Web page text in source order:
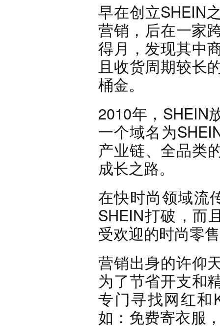
早在创立SHEIN
营销，后在一家
得月，发现其中
且收货周期较长
桶金。
2010年，SHEIN
一个域名为
产业链、全品类
成长之路。
在快时尚领域流
SHEIN打破，而
受欢迎的时尚零
营销出身的许仰
为了节省开支和
专门寻找网红和
如：免费寄衣服